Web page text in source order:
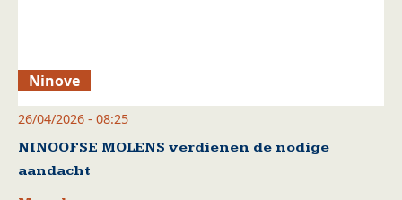
Ninove
26/04/2026 - 08:25
NINOOFSE MOLENS verdienen de nodige
aandacht